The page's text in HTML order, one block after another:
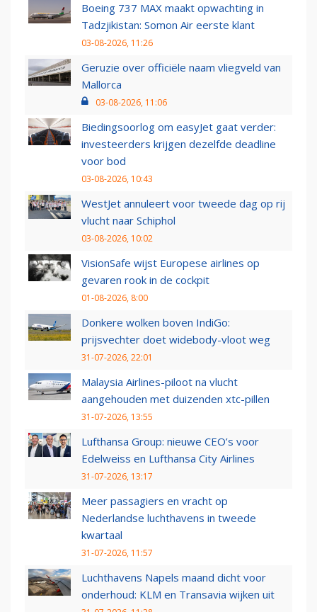
Boeing 737 MAX maakt opwachting in
Tadzjikistan: Somon Air eerste klant
03-08-2026, 11:26
Geruzie over officiële naam vliegveld van
Mallorca
03-08-2026, 11:06
Biedingsoorlog om easyJet gaat verder:
investeerders krijgen dezelfde deadline
voor bod
03-08-2026, 10:43
WestJet annuleert voor tweede dag op rij
vlucht naar Schiphol
03-08-2026, 10:02
VisionSafe wijst Europese airlines op
gevaren rook in de cockpit
01-08-2026, 8:00
Donkere wolken boven IndiGo:
prijsvechter doet widebody-vloot weg
31-07-2026, 22:01
Malaysia Airlines-piloot na vlucht
aangehouden met duizenden xtc-pillen
31-07-2026, 13:55
Lufthansa Group: nieuwe CEO’s voor
Edelweiss en Lufthansa City Airlines
31-07-2026, 13:17
Meer passagiers en vracht op
Nederlandse luchthavens in tweede
kwartaal
31-07-2026, 11:57
Luchthavens Napels maand dicht voor
onderhoud: KLM en Transavia wijken uit